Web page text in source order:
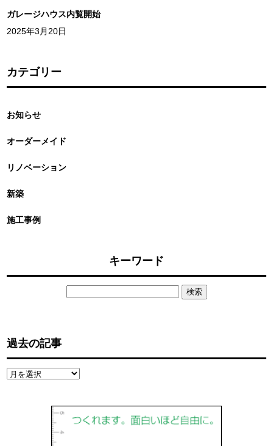
ガレージハウス内覧開始
2025年3月20日
カテゴリー
お知らせ
オーダーメイド
リノベーション
新築
施工事例
キーワード
過去の記事
過